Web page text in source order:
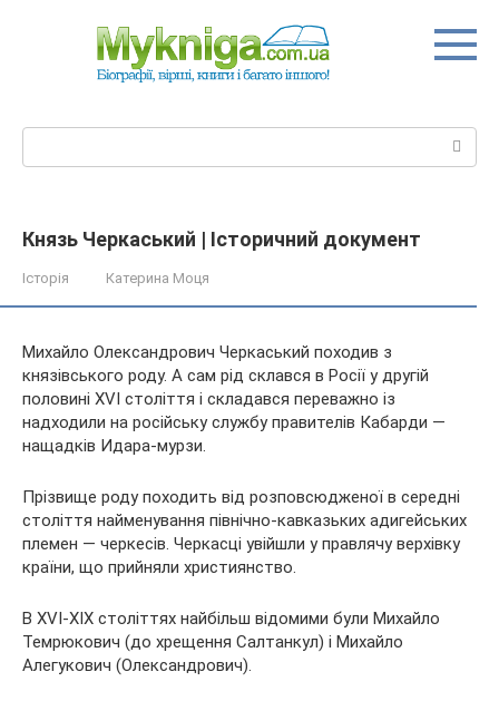
Князь Черкаський | Історичний документ
Історія Катерина Моця
Михайло Олександрович Черкаський походив з
князівського роду. А сам рід склався в Росії у другій
половині XVI століття і складався переважно із
надходили на російську службу правителів Кабарди —
нащадків Идара-мурзи.
Прізвище роду походить від розповсюдженої в середні
століття найменування північно-кавказьких адигейських
племен — черкесів. Черкасці увійшли у правлячу верхівку
країни, що прийняли християнство.
В XVI-XIX століттях найбільш відомими були Михайло
Темрюкович (до хрещення Салтанкул) і Михайло
Алегукович (Олександрович).